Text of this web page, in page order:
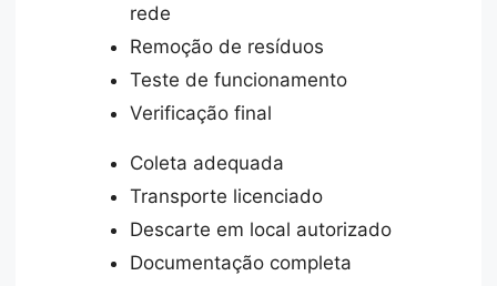
rede
Remoção de resíduos
Teste de funcionamento
Verificação final
Coleta adequada
Transporte licenciado
Descarte em local autorizado
Documentação completa